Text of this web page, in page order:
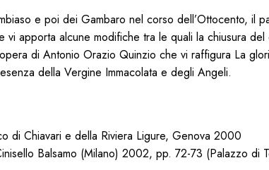
e poi dei Gambaro nel corso dell’Ottocento, il
apporta alcune modifiche tra le quali la chiusura
di Antonio Orazio Quinzio che vi raffigura La
della Vergine Immacolata e degli Angeli.
di Chiavari e della Riviera Ligure, Genova 2000
Balsamo (Milano) 2002, pp. 72-73 (Palazzo di